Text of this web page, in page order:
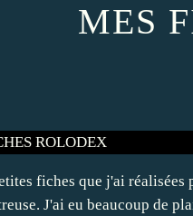
MES
fiches que j'ai réalisées
J'ai eu beaucoup de